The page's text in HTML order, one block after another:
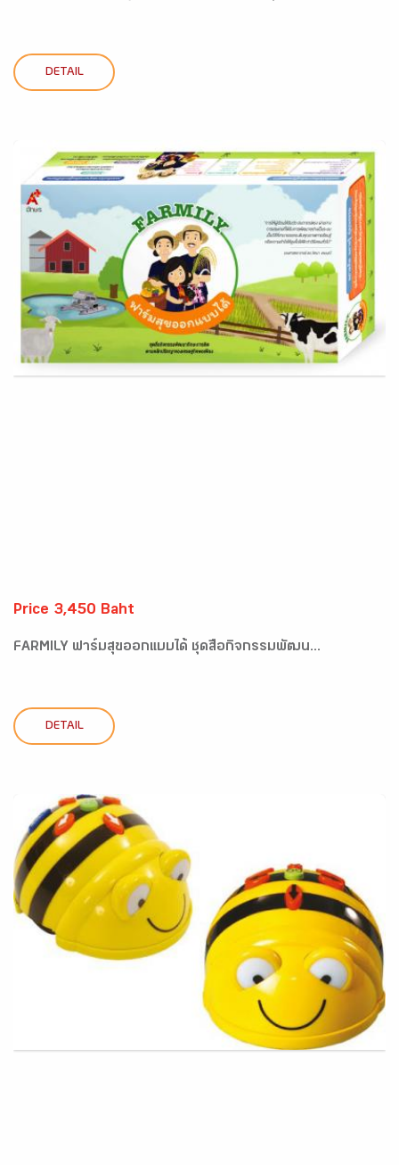
DETAIL
Price 3,450 Baht
FARMILY ฟาร์มสุขออกแบบได้ ชุดสื่อกิจกรรมพัฒน...
DETAIL